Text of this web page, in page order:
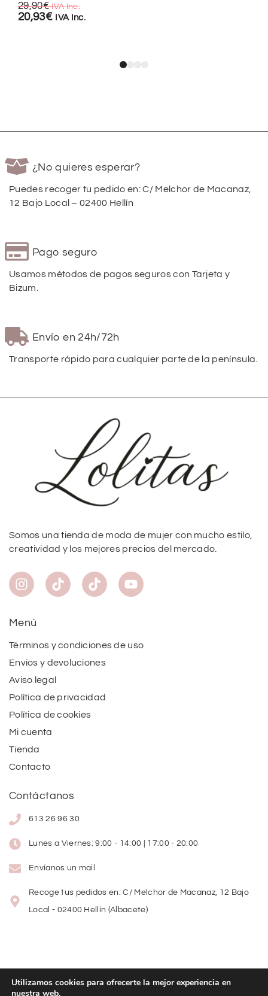
29,90€ IVA Inc.
20,93€ IVA Inc.
¿No quieres esperar?
Puedes recoger tu pedido en: C/ Melchor de Macanaz,
12 Bajo Local – 02400 Hellín
Pago seguro
Usamos métodos de pagos seguros con Tarjeta y
Bizum.
Envío en 24h/72h
Transporte rápido para cualquier parte de la península.
Somos una tienda de moda de mujer con mucho estilo,
creatividad y los mejores precios del mercado.
Menú
Términos y condiciones de uso
Envíos y devoluciones
Aviso legal
Política de privacidad
Política de cookies
Mi cuenta
Tienda
Contacto
Contáctanos
613 26 96 30
Lunes a Viernes: 9:00 - 14:00 | 17:00 - 20:00
Envíanos un mail
Recoge tus pedidos en: C/ Melchor de Macanaz, 12 Bajo
Local - 02400 Hellín (Albacete)
Utilizamos cookies para ofrecerte la mejor experiencia en
nuestra web.